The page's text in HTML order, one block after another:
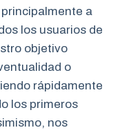
a
los usuarios de
objetivo
o
rápidamente
los primeros
nos